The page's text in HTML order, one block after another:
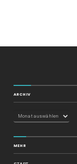
ARCHIV
MEHR